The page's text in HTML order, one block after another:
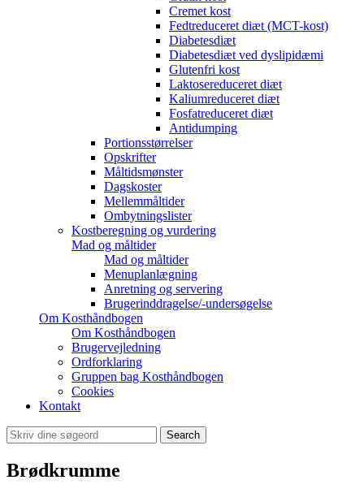
Cremet kost
Fedtreduceret diæt (MCT-kost)
Diabetesdiæt
Diabetesdiæt ved dyslipidæmi
Glutenfri kost
Laktosereduceret diæt
Kaliumreduceret diæt
Fosfatreduceret diæt
Antidumping
Portionsstørrelser
Opskrifter
Måltidsmønster
Dagskoster
Mellemmåltider
Ombytningslister
Kostberegning og vurdering
Mad og måltider
Mad og måltider
Menuplanlægning
Anretning og servering
Brugerinddragelse/-undersøgelse
Om Kosthåndbogen
Om Kosthåndbogen
Brugervejledning
Ordforklaring
Gruppen bag Kosthåndbogen
Cookies
Kontakt
Search
Brødkrumme